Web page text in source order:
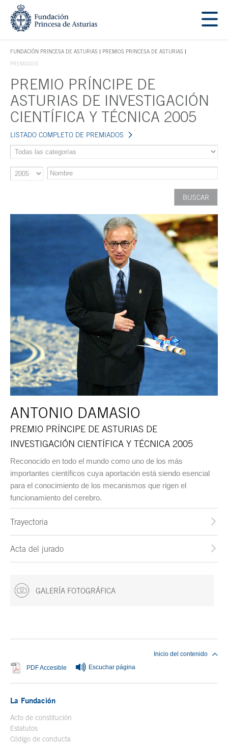
Saltar navegación. Ir directamente al contenido principal
FUNDACIÓN PRINCESA DE ASTURIAS
TECLA DE ACCESO 1
PREMIOS PRINCESA DE ASTURIAS
PREMIADOS
Contenido principal
PREMIO PRÍNCIPE DE
ASTURIAS DE INVESTIGACIÓN
CIENTÍFICA Y TÉCNICA 2005
LISTADO COMPLETO DE PREMIADOS
ANTONIO DAMASIO
PREMIO PRÍNCIPE DE ASTURIAS DE
INVESTIGACIÓN CIENTÍFICA Y TÉCNICA 2005
Reconocido en todo el mundo como uno de los más
importantes científicos cuya aportación está siendo esencial
para el conocimiento de los mecanismos que rigen el
funcionamiento del cerebro.
Trayectoria
Acta del jurado
GALERÍA FOTOGRÁFICA
PDF Accesible Se abre en ventana nueva
Escuchar página
Inicio del contenido
La Fundación
Acto de constitución
Estatutos
Código de conducta